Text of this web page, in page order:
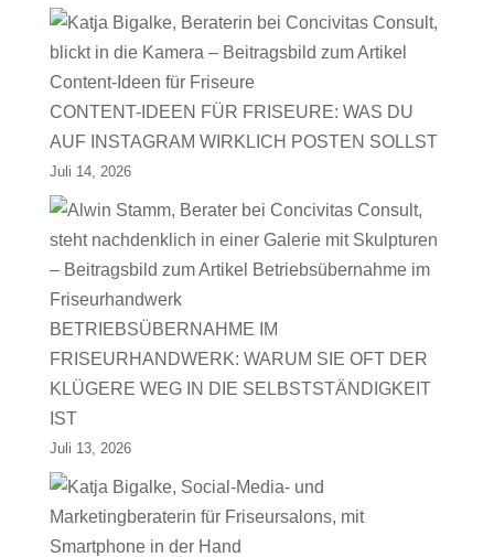
CONTENT-IDEEN FÜR FRISEURE: WAS DU
AUF INSTAGRAM WIRKLICH POSTEN SOLLST
Juli 14, 2026
BETRIEBSÜBERNAHME IM
FRISEURHANDWERK: WARUM SIE OFT DER
KLÜGERE WEG IN DIE SELBSTSTÄNDIGKEIT
IST
Juli 13, 2026